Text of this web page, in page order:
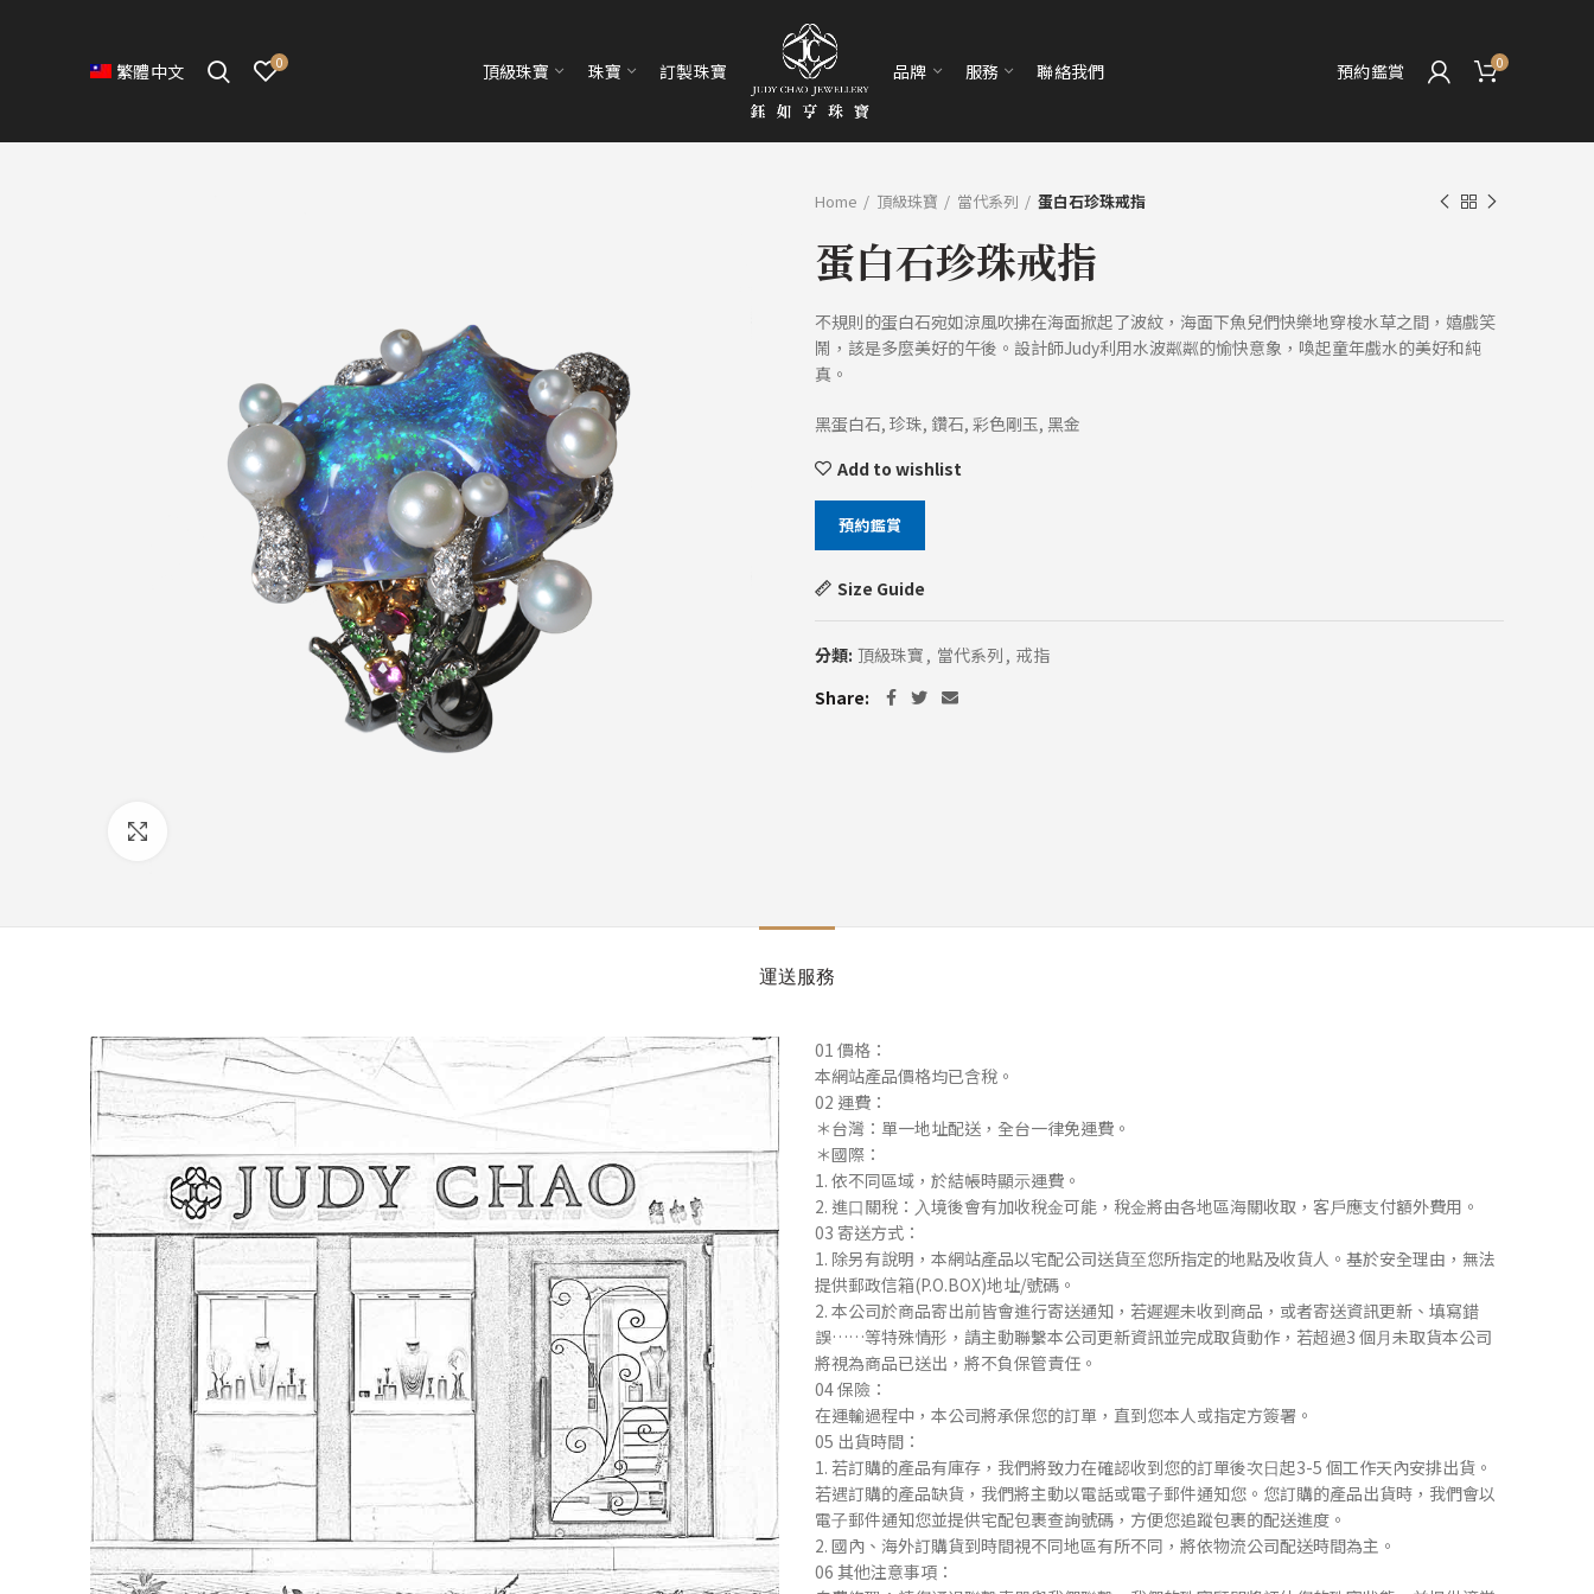
繁體中文 0 頂級珠寶 珠寶 訂製珠寶 品牌 服務 聯絡我們 預約鑑賞 0
Home 頂級珠寶 當代系列 蛋白石珍珠戒指
蛋白石珍珠戒指
不規則的蛋白石宛如涼風吹拂在海面掀起了波紋，海面下魚兒們快樂地穿梭水草之間，嬉戲笑
鬧，該是多麼美好的午後。設計師Judy利用水波粼粼的愉快意象，喚起童年戲水的美好和純
真。
黑蛋白石, 珍珠, 鑽石, 彩色剛玉, 黑金
Add to wishlist
預約鑑賞
Size Guide
分類: 頂級珠寶 , 當代系列 , 戒指
Share
運送服務
01 價格：
本網站產品價格均已含稅。
02 運費：
＊台灣：單⼀地址配送，全台⼀律免運費。
＊國際：
1. 依不同區域，於結帳時顯⽰運費。
2. 進⼝關稅：⼊境後會有加收稅⾦可能，稅⾦將由各地區海關收取，客⼾應⽀付額外費⽤。
03 寄送⽅式：
1. 除另有說明，本網站產品以宅配公司送貨⾄您所指定的地點及收貨⼈。基於安全理由，無法
提供郵政信箱(P.O.BOX)地址/號碼。
2. 本公司於商品寄出前皆會進⾏寄送通知，若遲遲未收到商品，或者寄送資訊更新、填寫錯
誤……等特殊情形，請主動聯繫本公司更新資訊並完成取貨動作，若超過3 個⽉未取貨本公司
將視為商品已送出，將不負保管責任。
04 保險：
在運輸過程中，本公司將承保您的訂單，直到您本⼈或指定⽅簽署。
05 出貨時間：
1. 若訂購的產品有庫存，我們將致⼒在確認收到您的訂單後次⽇起3-5 個⼯作天內安排出貨。
若遇訂購的產品缺貨，我們將主動以電話或電⼦郵件通知您。您訂購的產品出貨時，我們會以
電⼦郵件通知您並提供宅配包裹查詢號碼，⽅便您追蹤包裹的配送進度。
2. 國內、海外訂購貨到時間視不同地區有所不同，將依物流公司配送時間為主。
06 其他注意事項：